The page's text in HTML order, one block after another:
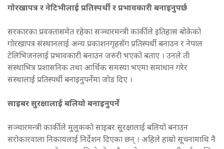
गोरखापत्र र नेटिभीलाई प्रतिस्पर्धी र प्रभावकारी बनाइनुपर्छ
सरकारका प्रवक्तासमेत रहेका सञ्चारमन्त्री कार्कीले इतिहास बोकेको
गोरखापत्र संस्थानलाई अन्य प्रकाशनगृहसँग प्रतिस्पर्धी बनाउन र नेपाल
टेलिभिजनलाई प्रभावकारी बनाउन जरुरी भएको बताए । उनले ती
संस्थाभित्र प्रशासनिक तथा आर्थिक समस्या भएमा समाधान गरेर
संस्थालाई प्रतिस्पर्धी बनाइनुपर्नेमा जोड दिए ।
साइबर सुरक्षालाई बलियो बनाइनुपर्ने
सञ्चारमन्त्री कार्कीले मुलुकको साइबर सुरक्षालाई बलियो बनाउन
सरोकारवाला निकायलाई निर्देशन दिएका छन् । अहिले हाम्रो सूचनामाथि नै